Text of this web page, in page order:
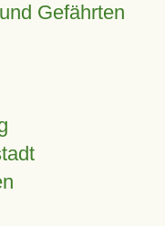
Gefährten